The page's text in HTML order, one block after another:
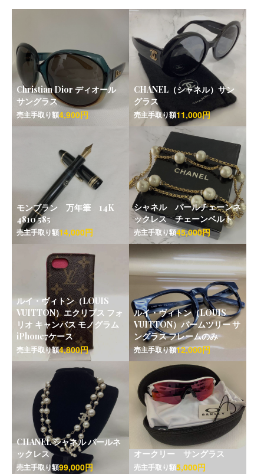
Christian Dior ディオール
サングラス
売主手取り額4,900円
CHANEL（シャネル）サン
グラス
売主手取り額11,000円
モンブラン 万年筆 14K
4810 585
売主手取り額14,000円
シャネル パールチェーンネ
ックレス チェーンベルト
売主手取り額45,000円
ルイ・ヴィトン（LOUIS
VUITTON）エクリプス フォ
リオ キャンバス モノグラム
iPhone7ケース
売主手取り額4,800円
ルイ・ヴィトン（LOUIS
VUITTON）パームツリー サ
ングラス フレームのみ
売主手取り額12,000円
CHANEL シャネル パールネ
ックレス
売主手取り額99,000円
オークリー サングラス
売主手取り額5,000円